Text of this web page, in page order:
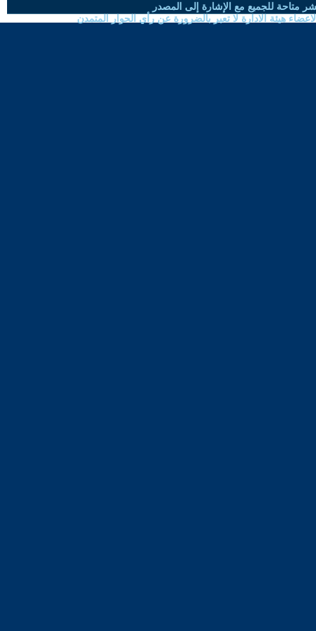
متاحة للجميع مع الإشارة إلى المصدر
هيئة الادارة لا تعبر بالضرورة عن رأي الحوار المتمدن